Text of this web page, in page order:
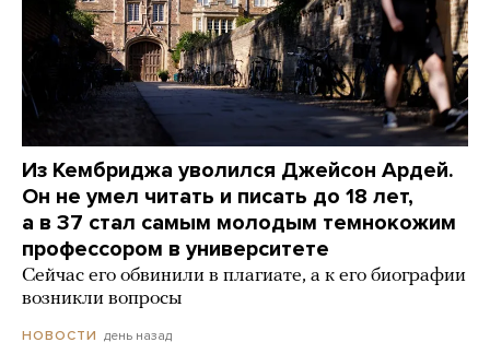
Из Кембриджа уволился Джейсон Ардей.
Он не умел читать и писать до 18 лет,
а в 37 стал самым молодым темнокожим
профессором в университете
Сейчас его обвинили в плагиате, а к его биографии
возникли вопросы
НОВОСТИ день назад